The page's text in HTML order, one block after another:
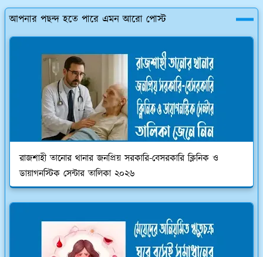
আপনার পছন্দ হতে পারে এমন আরো পোস্ট
রাজশাহী তানোর থানার জনপ্রিয় সরকারি-বেসরকারি ক্লিনিক ও
ডায়াগনস্টিক সেন্টার তালিকা ২০২৬